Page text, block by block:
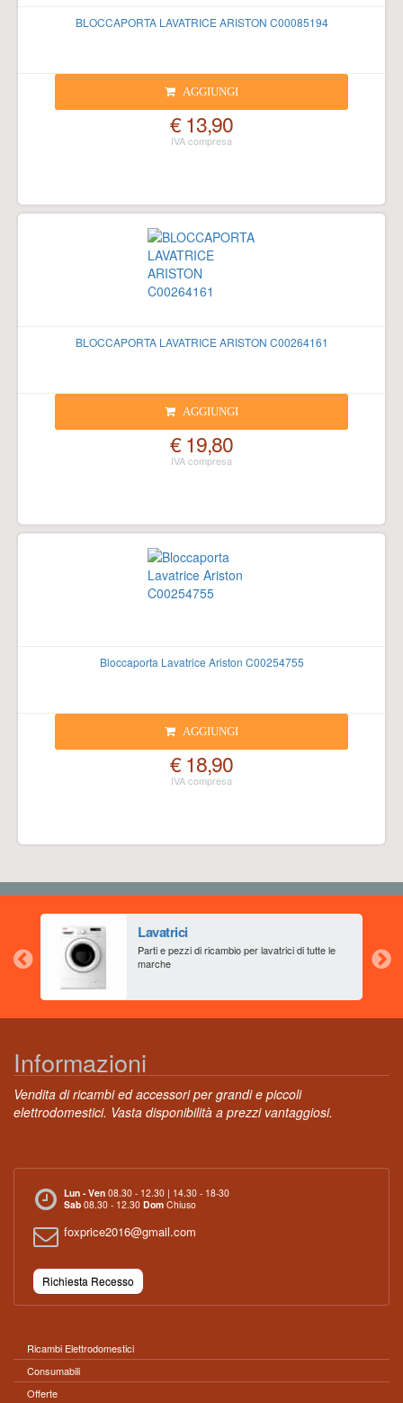
BLOCCAPORTA LAVATRICE ARISTON C00085194
AGGIUNGI
€ 13,90
BLOCCAPORTA LAVATRICE ARISTON C00264161
AGGIUNGI
€ 19,80
Bloccaporta Lavatrice Ariston C00254755
AGGIUNGI
€ 18,90
Lavatrici
Parti e pezzi di ricambio per lavatrici di tutte le
marche
Informazioni
Vendita di ricambi ed accessori per grandi e piccoli
elettrodomestici. Vasta disponibilità a prezzi vantaggiosi.
Lun - Ven 08.30 - 12.30 | 14.30 - 18-30
Sab 08.30 - 12.30 Dom Chiuso
foxprice2016@gmail.com
Richiesta Recesso
Ricambi Elettrodomestici
Consumabili
Offerte